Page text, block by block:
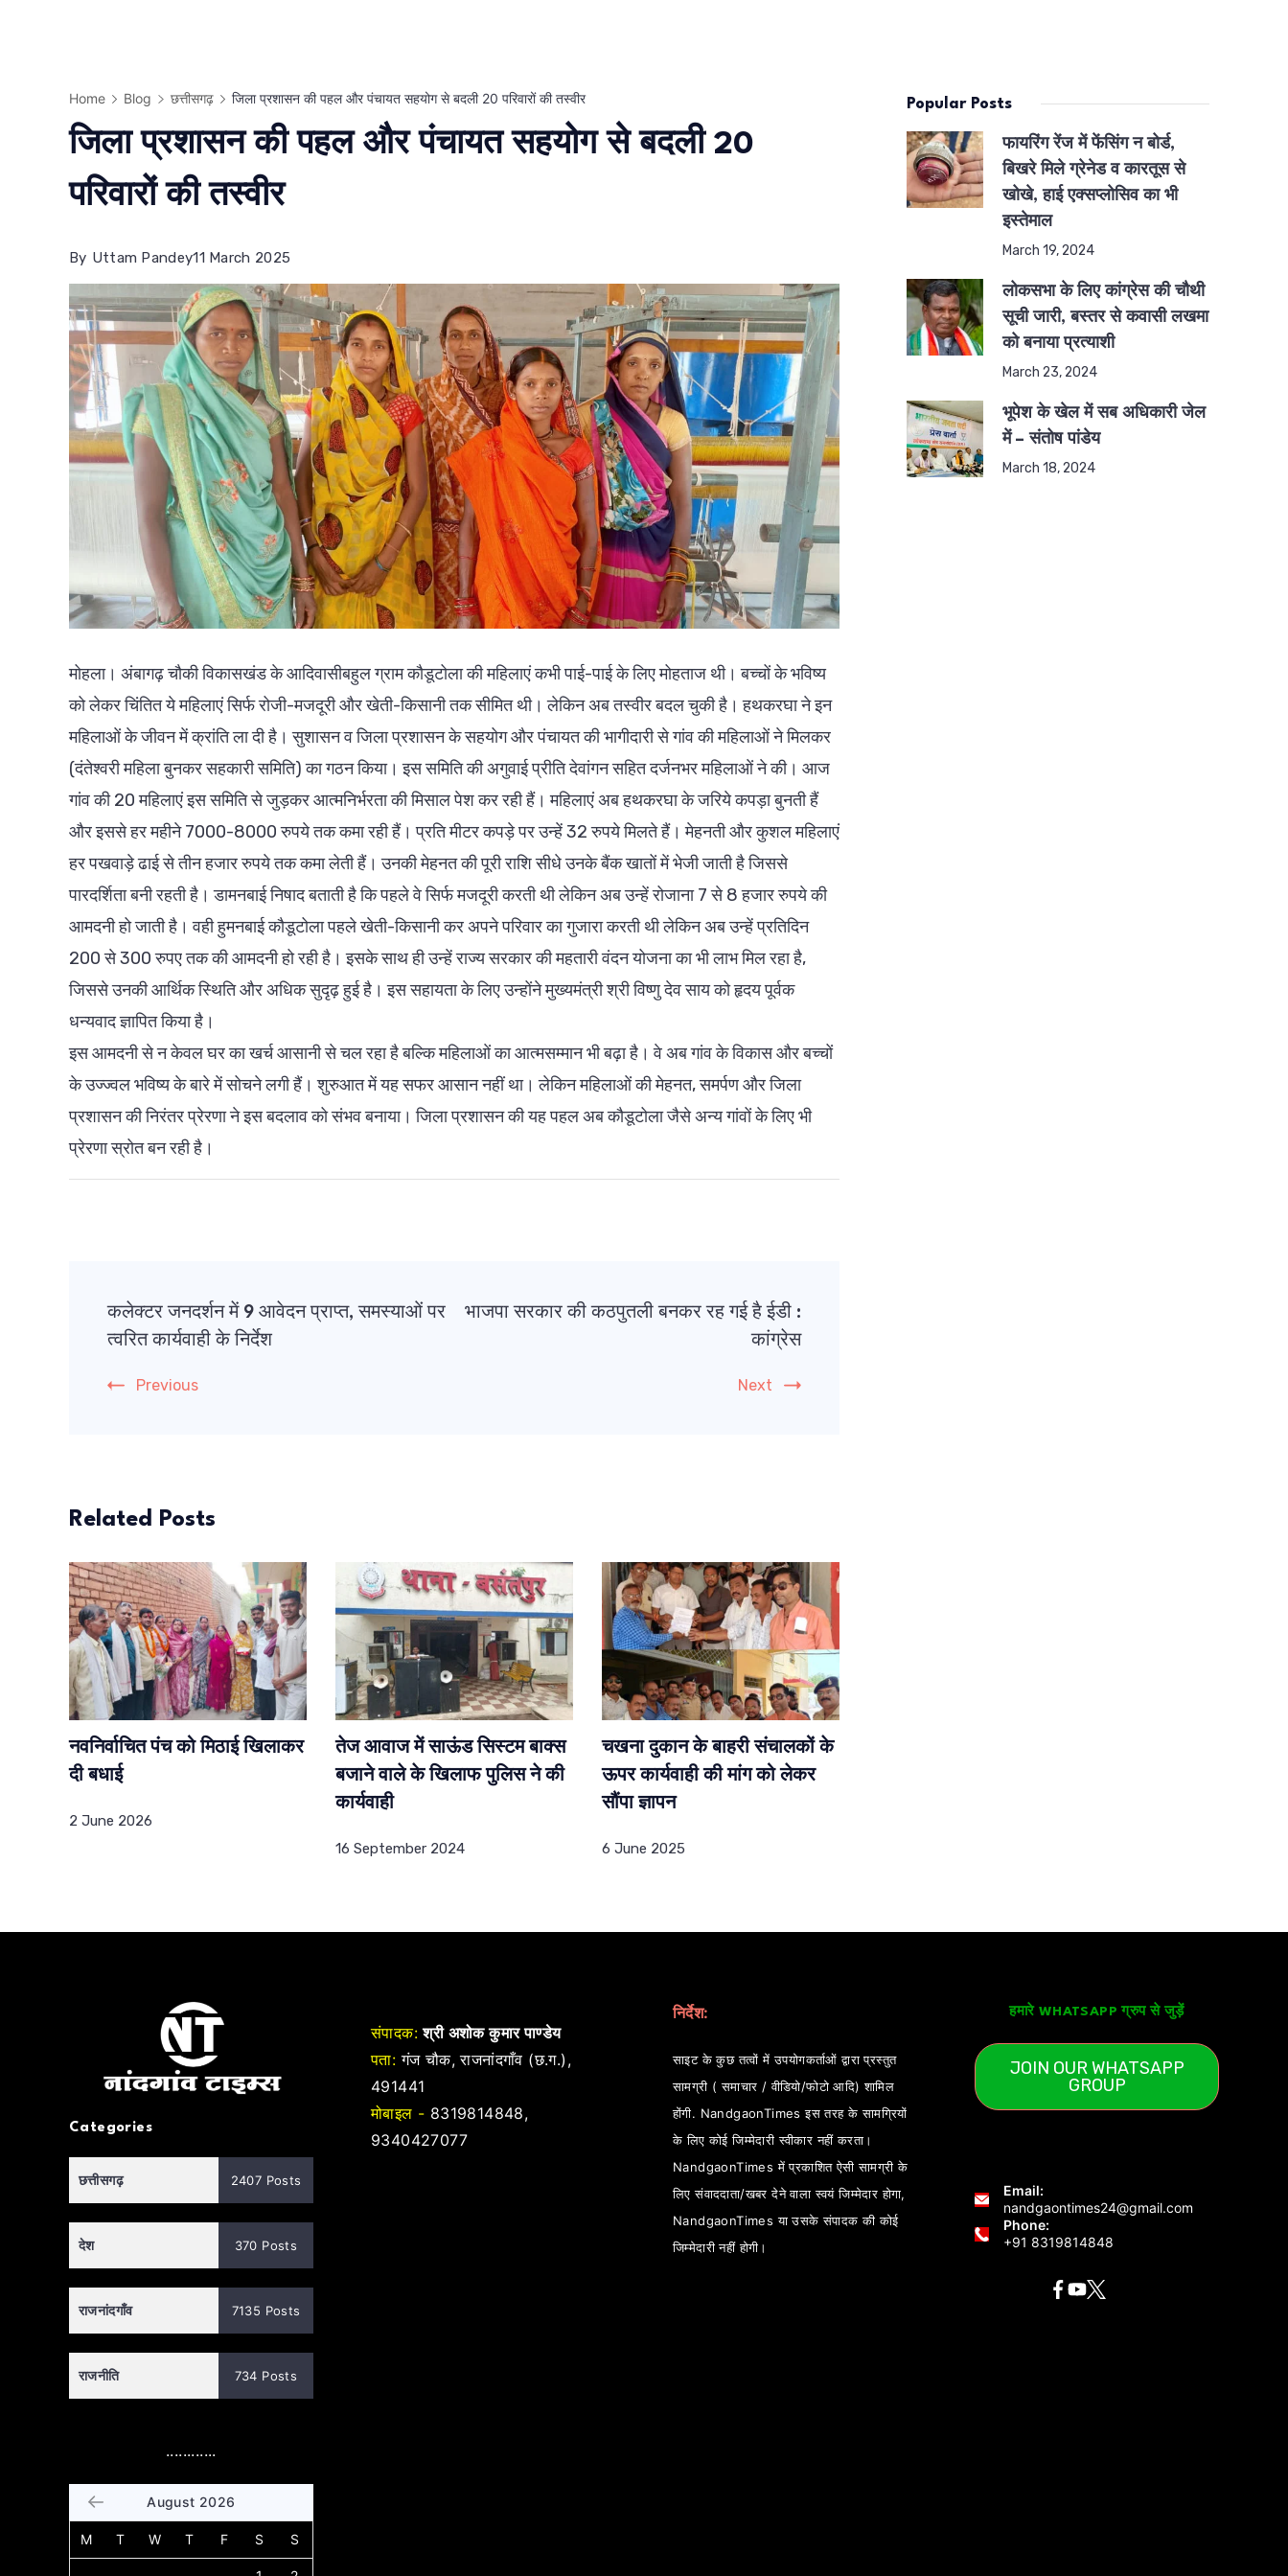
Home Blog छत्तीसगढ़ जिला प्रशासन की पहल और पंचायत सहयोग से बदली 20 परिवारों की तस्वीर
जिला प्रशासन की पहल और पंचायत सहयोग से बदली 20
परिवारों की तस्वीर
By Uttam Pandey11 March 2025
मोहला। अंबागढ़ चौकी विकासखंड के आदिवासीबहुल ग्राम कौडूटोला की महिलाएं कभी पाई-पाई के लिए मोहताज थी। बच्चों के भविष्य
को लेकर चिंतित ये महिलाएं सिर्फ रोजी-मजदूरी और खेती-किसानी तक सीमित थी। लेकिन अब तस्वीर बदल चुकी है। हथकरघा ने इन
महिलाओं के जीवन में क्रांति ला दी है। सुशासन व जिला प्रशासन के सहयोग और पंचायत की भागीदारी से गांव की महिलाओं ने मिलकर
(दंतेश्वरी महिला बुनकर सहकारी समिति) का गठन किया। इस समिति की अगुवाई प्रीति देवांगन सहित दर्जनभर महिलाओं ने की। आज
गांव की 20 महिलाएं इस समिति से जुड़कर आत्मनिर्भरता की मिसाल पेश कर रही हैं। महिलाएं अब हथकरघा के जरिये कपड़ा बुनती हैं
और इससे हर महीने 7000-8000 रुपये तक कमा रही हैं। प्रति मीटर कपड़े पर उन्हें 32 रुपये मिलते हैं। मेहनती और कुशल महिलाएं
हर पखवाड़े ढाई से तीन हजार रुपये तक कमा लेती हैं। उनकी मेहनत की पूरी राशि सीधे उनके बैंक खातों में भेजी जाती है जिससे
पारदर्शिता बनी रहती है। डामनबाई निषाद बताती है कि पहले वे सिर्फ मजदूरी करती थी लेकिन अब उन्हें रोजाना 7 से 8 हजार रुपये की
आमदनी हो जाती है। वही हुमनबाई कौडूटोला पहले खेती-किसानी कर अपने परिवार का गुजारा करती थी लेकिन अब उन्हें प्रतिदिन
200 से 300 रुपए तक की आमदनी हो रही है। इसके साथ ही उन्हें राज्य सरकार की महतारी वंदन योजना का भी लाभ मिल रहा है,
जिससे उनकी आर्थिक स्थिति और अधिक सुदृढ़ हुई है। इस सहायता के लिए उन्होंने मुख्यमंत्री श्री विष्णु देव साय को हृदय पूर्वक
धन्यवाद ज्ञापित किया है।
इस आमदनी से न केवल घर का खर्च आसानी से चल रहा है बल्कि महिलाओं का आत्मसम्मान भी बढ़ा है। वे अब गांव के विकास और बच्चों
के उज्ज्वल भविष्य के बारे में सोचने लगी हैं। शुरुआत में यह सफर आसान नहीं था। लेकिन महिलाओं की मेहनत, समर्पण और जिला
प्रशासन की निरंतर प्रेरणा ने इस बदलाव को संभव बनाया। जिला प्रशासन की यह पहल अब कौडूटोला जैसे अन्य गांवों के लिए भी
प्रेरणा स्रोत बन रही है।
Navigation
कलेक्टर जनदर्शन में 9 आवेदन प्राप्त, समस्याओं पर
त्वरित कार्यवाही के निर्देश
Previous
भाजपा सरकार की कठपुतली बनकर रह गई है ईडी :
कांग्रेस
Next
Related Posts
नवनिर्वाचित पंच को मिठाई खिलाकर
दी बधाई
2 June 2026
तेज आवाज में साऊंड सिस्टम बाक्स
बजाने वाले के खिलाफ पुलिस ने की
कार्यवाही
16 September 2024
चखना दुकान के बाहरी संचालकों के
ऊपर कार्यवाही की मांग को लेकर
सौंपा ज्ञापन
6 June 2025
Popular Posts
फायरिंग रेंज में फेंसिंग न बोर्ड,
बिखरे मिले ग्रेनेड व कारतूस से
खोखे, हाई एक्सप्लोसिव का भी
इस्तेमाल
March 19, 2024
लोकसभा के लिए कांग्रेस की चौथी
सूची जारी, बस्तर से कवासी लखमा
को बनाया प्रत्याशी
March 23, 2024
भूपेश के खेल में सब अधिकारी जेल
में – संतोष पांडेय
March 18, 2024
Categories
छत्तीसगढ़ 2407 Posts
देश 370 Posts
राजनांदगाँव 7135 Posts
राजनीति 734 Posts
............
August 2026
M T W T F S S
संपादक: श्री अशोक कुमार पाण्डेय
पता: गंज चौक, राजनांदगाँव (छ.ग.),
491441
मोबाइल - 8319814848,
9340427077
निर्देश:
साइट के कुछ तत्वों में उपयोगकर्ताओं द्वारा प्रस्तुत
सामग्री ( समाचार / वीडियो/फोटो आदि) शामिल
होंगी. NandgaonTimes इस तरह के सामग्रियों
के लिए कोई जिम्मेदारी स्वीकार नहीं करता।
NandgaonTimes में प्रकाशित ऐसी सामग्री के
लिए संवाददाता/खबर देने वाला स्वयं जिम्मेदार होगा,
NandgaonTimes या उसके संपादक की कोई
जिम्मेदारी नहीं होगी।
हमारे WHATSAPP ग्रुप से जुड़ें
JOIN OUR WHATSAPP
GROUP
Email:
nandgaontimes24@gmail.com
Phone:
+91 8319814848